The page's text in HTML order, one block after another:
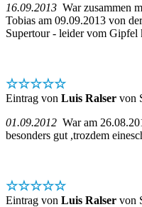
16.09.2013 War zusammen
Tobias am 09.09.2013 von
Supertour - leider vom Gipfel
☆☆☆☆☆
Eintrag von Luis Ralser von
01.09.2012 War am
besonders gut ,trozdem
☆☆☆☆☆
Eintrag von Luis Ralser von